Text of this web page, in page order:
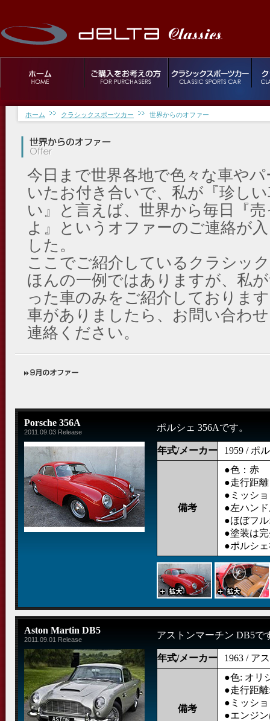
ホーム クラシックスポーツカー 世界からのオファー
今日まで世界各地で色々な車や
いたお付き合いで、私が『珍し
い』と言えば、世界から毎日『
よ』というオファーのご連絡が
した。
ここでご紹介しているクラシッ
ほんの一例ではありますが、私
った車のみをご紹介しておりま
車がありましたら、お問い合わ
連絡ください。
Porsche 356A
2011.09.03 Release ポルシェ 356Aです。
年式/メーカー 1959 / ポ
備考
●色：赤
●走行距離
●ミッシ
●左ハン
●ほぼフ
●塗装は
●ポルシ
Aston Martin DB5
2011.09.01 Release アストンマーチン DB5で
年式/メーカー 1963 / ア
備考
●色: オリ
●走行距離
●ミッシ
●エンジ